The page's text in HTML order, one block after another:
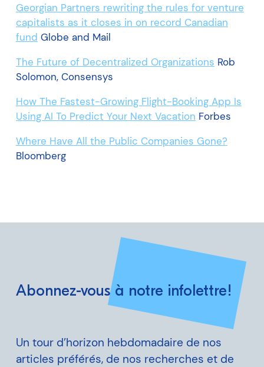
Georgian Partners rewriting the rules for venture
capitalists as it closes in on record Canadian
fund Globe and Mail
The Future of Decentralized Organizations Rob
Solomon, Consensys
How The Fastest-Growing Flight-Booking App Is
Using AI To Predict Your Next Vacation Forbes
Where Have All the Public Companies Gone?
Bloomberg
Abonnez-vous à notre infolettre!
Un tour d’horizon hebdomadaire de nos
articles préférés, de nos recherches et de